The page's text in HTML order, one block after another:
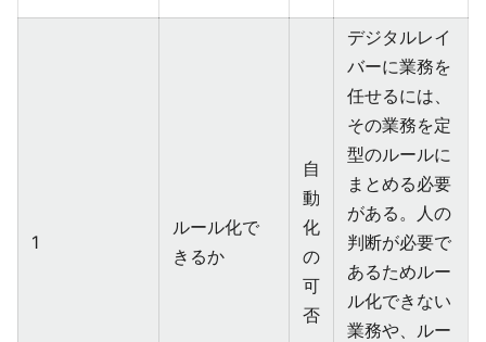
1
ルール化で
きるか
自
動
化
の
可
否
デジタルレイ
バーに業務を
任せるには、
その業務を定
型のルールに
まとめる必要
がある。人の
判断が必要で
あるためルー
ル化できない
業務や、ルー